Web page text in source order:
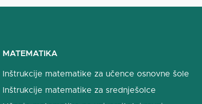
MATEMATIKA
Inštrukcije matematike za učence osnovne šole
Inštrukcije matematike za srednješolce